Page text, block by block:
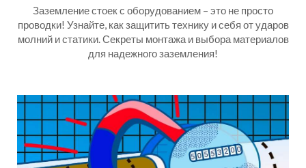
Заземление стоек с оборудованием – это не просто
проводки! Узнайте, как защитить технику и себя от ударов
молний и статики. Секреты монтажа и выбора материалов
для надежного заземления!